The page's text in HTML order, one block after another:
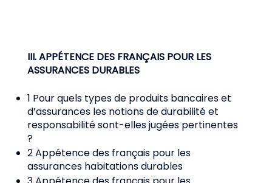
III. APPÉTENCE DES FRANÇAIS POUR LES
ASSURANCES DURABLES
1 Pour quels types de produits bancaires et
d’assurances les notions de durabilité et
responsabilité sont-elles jugées pertinentes
?
2 Appétence des français pour les
assurances habitations durables